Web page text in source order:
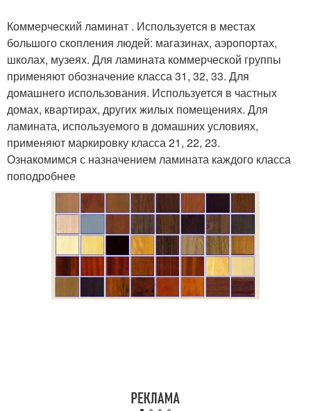
Коммерческий ламинат . Используется в местах
большого скопления людей: магазинах, аэропортах,
школах, музеях. Для ламината коммерческой группы
применяют обозначение класса 31, 32, 33. Для
домашнего использования. Используется в частных
домах, квартирах, других жилых помещениях. Для
ламината, используемого в домашних условиях,
применяют маркировку класса 21, 22, 23.
Ознакомимся с назначением ламината каждого класса
поподробнее